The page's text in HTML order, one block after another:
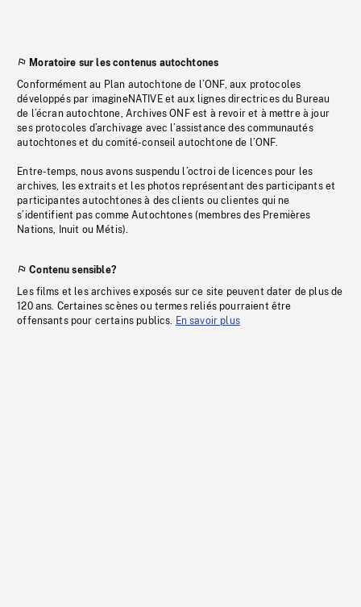
Moratoire sur les contenus autochtones
Conformément au Plan autochtone de l’ONF, aux protocoles
développés par imagineNATIVE et aux lignes directrices du Bureau
de l’écran autochtone, Archives ONF est à revoir et à mettre à jour
ses protocoles d’archivage avec l’assistance des communautés
autochtones et du comité-conseil autochtone de l’ONF.
Entre-temps, nous avons suspendu l’octroi de licences pour les
archives, les extraits et les photos représentant des participants et
participantes autochtones à des clients ou clientes qui ne
s’identifient pas comme Autochtones (membres des Premières
Nations, Inuit ou Métis).
Contenu sensible?
Les films et les archives exposés sur ce site peuvent dater de plus de
120 ans. Certaines scènes ou termes reliés pourraient être
offensants pour certains publics. En savoir plus